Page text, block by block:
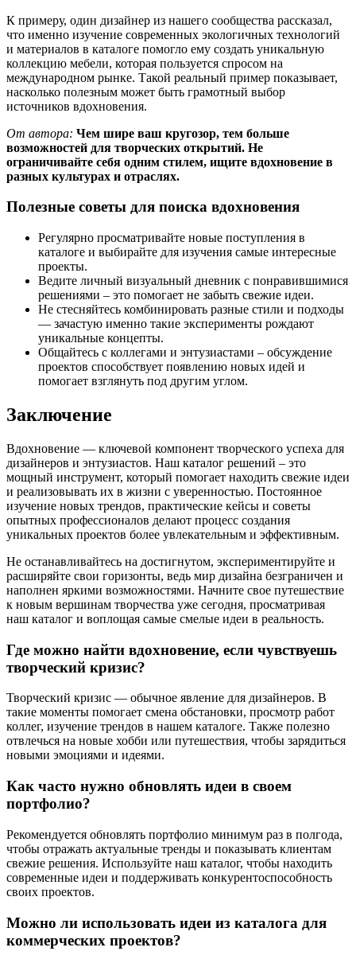
К примеру, один дизайнер из нашего сообщества рассказал,
что именно изучение современных экологичных технологий
и материалов в каталоге помогло ему создать уникальную
коллекцию мебели, которая пользуется спросом на
международном рынке. Такой реальный пример показывает,
насколько полезным может быть грамотный выбор
источников вдохновения.
От автора: Чем шире ваш кругозор, тем больше
возможностей для творческих открытий. Не
ограничивайте себя одним стилем, ищите вдохновение в
разных культурах и отраслях.
Полезные советы для поиска вдохновения
Регулярно просматривайте новые поступления в
каталоге и выбирайте для изучения самые интересные
проекты.
Ведите личный визуальный дневник с понравившимися
решениями – это помогает не забыть свежие идеи.
Не стесняйтесь комбинировать разные стили и подходы
— зачастую именно такие эксперименты рождают
уникальные концепты.
Общайтесь с коллегами и энтузиастами – обсуждение
проектов способствует появлению новых идей и
помогает взглянуть под другим углом.
Заключение
Вдохновение — ключевой компонент творческого успеха для
дизайнеров и энтузиастов. Наш каталог решений – это
мощный инструмент, который помогает находить свежие идеи
и реализовывать их в жизни с уверенностью. Постоянное
изучение новых трендов, практические кейсы и советы
опытных профессионалов делают процесс создания
уникальных проектов более увлекательным и эффективным.
Не останавливайтесь на достигнутом, экспериментируйте и
расширяйте свои горизонты, ведь мир дизайна безграничен и
наполнен яркими возможностями. Начните свое путешествие
к новым вершинам творчества уже сегодня, просматривая
наш каталог и воплощая самые смелые идеи в реальность.
Где можно найти вдохновение, если чувствуешь
творческий кризис?
Творческий кризис — обычное явление для дизайнеров. В
такие моменты помогает смена обстановки, просмотр работ
коллег, изучение трендов в нашем каталоге. Также полезно
отвлечься на новые хобби или путешествия, чтобы зарядиться
новыми эмоциями и идеями.
Как часто нужно обновлять идеи в своем
портфолио?
Рекомендуется обновлять портфолио минимум раз в полгода,
чтобы отражать актуальные тренды и показывать клиентам
свежие решения. Используйте наш каталог, чтобы находить
современные идеи и поддерживать конкурентоспособность
своих проектов.
Можно ли использовать идеи из каталога для
коммерческих проектов?